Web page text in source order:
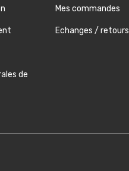
de
Mes commandes
Echanges / retours